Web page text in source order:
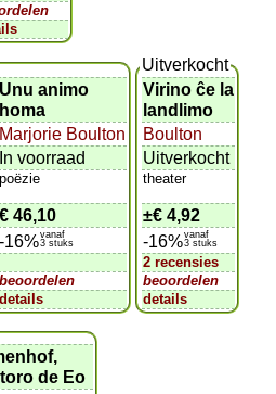
Unu animo
homa
Marjorie Boulton
In voorraad
poëzie
€ 46,10
-16%vanaf
3 stuks
beoordelen
details
Uitverkocht
Virino ĉe la
landlimo
Boulton
Uitverkocht
theater
±€ 4,92
-16%vanaf
3 stuks
2 recensies
beoordelen
details
de Eo